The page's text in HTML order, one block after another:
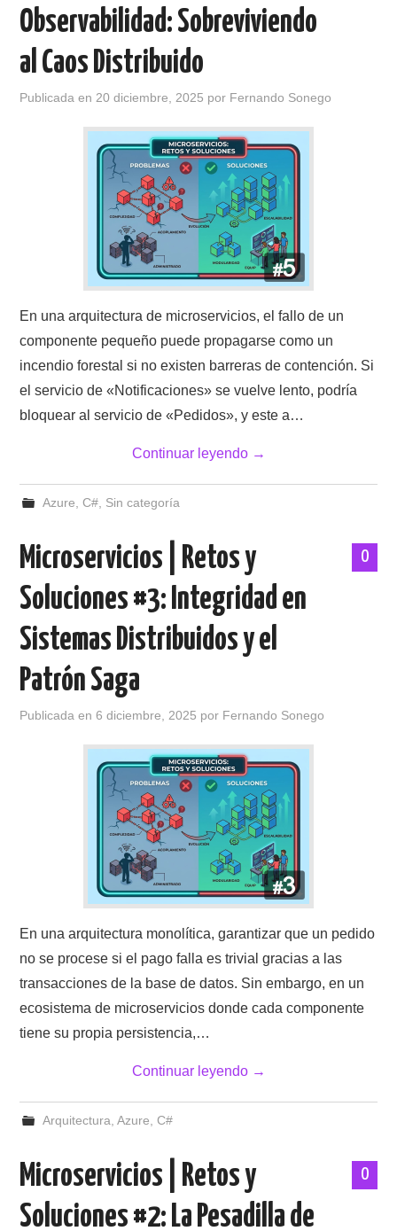
Observabilidad: Sobreviviendo
al Caos Distribuido
Publicada en20 diciembre, 2025 por Fernando Sonego
En una arquitectura de microservicios, el fallo de un
componente pequeño puede propagarse como un
incendio forestal si no existen barreras de contención. Si
el servicio de «Notificaciones» se vuelve lento, podría
bloquear al servicio de «Pedidos», y este a…
Continuar leyendo →
Azure, C#, Sin categoría
0
Microservicios | Retos y
Soluciones #3: Integridad en
Sistemas Distribuidos y el
Patrón Saga
Publicada en6 diciembre, 2025 por Fernando Sonego
En una arquitectura monolítica, garantizar que un pedido
no se procese si el pago falla es trivial gracias a las
transacciones de la base de datos. Sin embargo, en un
ecosistema de microservicios donde cada componente
tiene su propia persistencia,…
Continuar leyendo →
Arquitectura, Azure, C#
0
Microservicios | Retos y
Soluciones #2: La Pesadilla de